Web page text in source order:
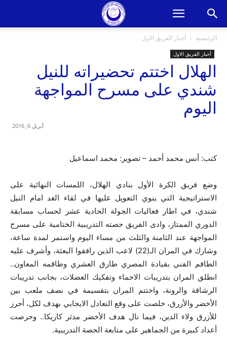
الرئيسية أخبار الفريق الاول
أخبار الفريق الاول
الهلال اختتم تحضيراته للنيل
شندي على مسرح المواجهة
اليوم
أبريل 6, 2016
كتب: أنس محمد أحمد – تصوير: محمد اسماعيل
وضع فريق الكرة الأول بنادي الهلال، اللمسات النهائية على
الاستراتيجية التي ينوي التعويل عليها في لقاء الغد امام النيل
شندي، في اطار فعاليات الجولة الحادية عشر لحساب مسابقة
الدوري الممتاز، وادى الفريق حصته التدريبية الختامية على مسرح
المواجهة عند الثامنة والثلث من مساء اليوم واستمر لمدة ساعة،
وشارك في المران الـ(22) لاعب الذين رافقوا البعثة، وأشرف عليه
الطاقم الفني بقيادة المصري طارق العشري وطاقمه المعاون..
انطلق المران بتدريبات الاحماء وتفكيك العضلات، بجانب تدريبات
الرشاقة والرونة، واختتم المران بتقسيمة في نصف ملعب بين
الأخضر والأزرق، خلصت على وقع التعادل الايجابي بهدف لكل، أحرز
للأزرق ولاء الدين، فيما نال هدف الأخضر مدثر كاريكا.. وحرصت
أعداد كبيرة من الجماهير على متابعة الحصة التدريبية.